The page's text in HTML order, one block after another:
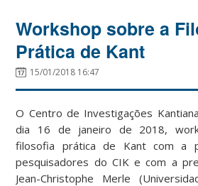
Workshop sobre a
Prática de Kant
15/01/2018 16:47
O Centro de Investigações
dia 16 de janeiro de 2018,
filosofia prática de Kant com a
pesquisadores do CIK e com a
Jean-Christophe Merle